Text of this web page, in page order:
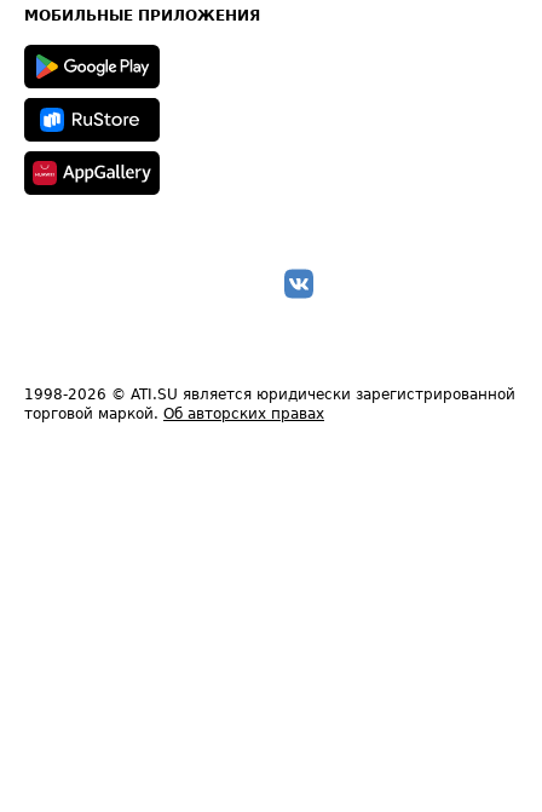
Техническая информация
МОБИЛЬНЫЕ ПРИЛОЖЕНИЯ
1998-2026 © ATI.SU является юридически зарегистрированной
торговой маркой. Об авторских правах